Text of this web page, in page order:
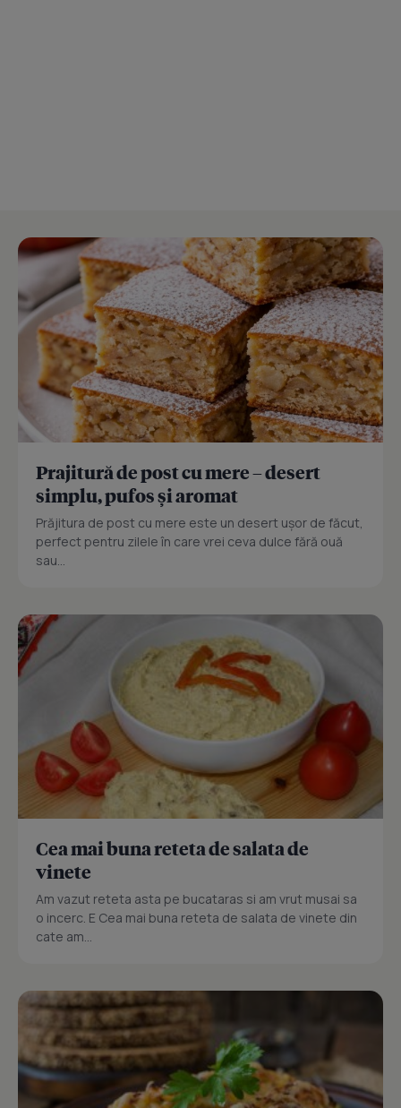
Prajitură de post cu mere – desert
simplu, pufos și aromat
Prăjitura de post cu mere este un desert ușor de făcut,
perfect pentru zilele în care vrei ceva dulce fără ouă
sau...
Cea mai buna reteta de salata de
vinete
Am vazut reteta asta pe bucataras si am vrut musai sa
o incerc. E Cea mai buna reteta de salata de vinete din
cate am...